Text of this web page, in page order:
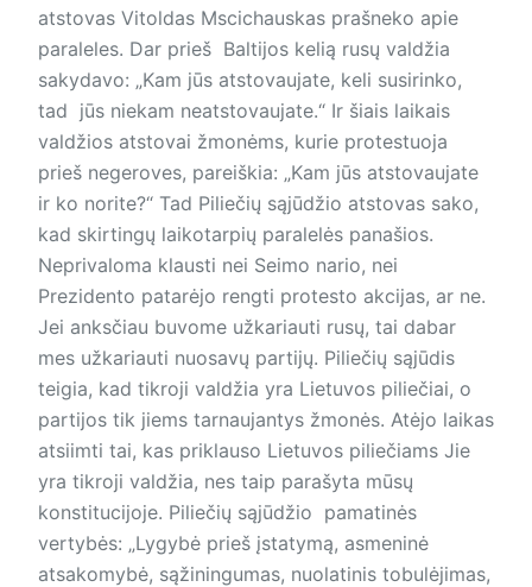
atstovas Vitoldas Mscichauskas prašneko apie
paraleles. Dar prieš Baltijos kelią rusų valdžia
sakydavo: „Kam jūs atstovaujate, keli susirinko,
tad jūs niekam neatstovaujate.“ Ir šiais laikais
valdžios atstovai žmonėms, kurie protestuoja
prieš negeroves, pareiškia: „Kam jūs atstovaujate
ir ko norite?“ Tad Piliečių sąjūdžio atstovas sako,
kad skirtingų laikotarpių paralelės panašios.
Neprivaloma klausti nei Seimo nario, nei
Prezidento patarėjo rengti protesto akcijas, ar ne.
Jei anksčiau buvome užkariauti rusų, tai dabar
mes užkariauti nuosavų partijų. Piliečių sąjūdis
teigia, kad tikroji valdžia yra Lietuvos piliečiai, o
partijos tik jiems tarnaujantys žmonės. Atėjo laikas
atsiimti tai, kas priklauso Lietuvos piliečiams Jie
yra tikroji valdžia, nes taip parašyta mūsų
konstitucijoje. Piliečių sąjūdžio pamatinės
vertybės: „Lygybė prieš įstatymą, asmeninė
atsakomybė, sąžiningumas, nuolatinis tobulėjimas,